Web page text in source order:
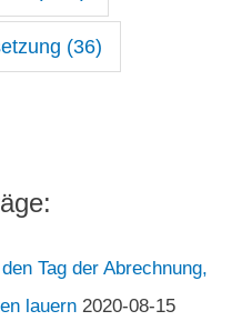
(36)
Tag der Abrechnung,
lauern 2020-08-15